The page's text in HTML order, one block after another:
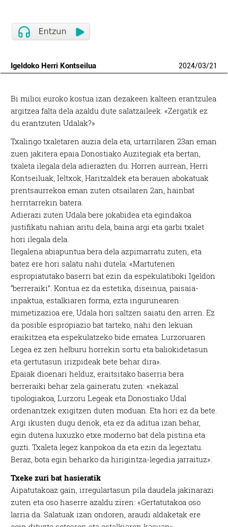
Igeldoko Herri Kontseilua 2024/03/21
Bi milioi euroko kostua izan dezakeen kalteen erantzulea
argitzea falta dela azaldu dute salatzaileek: «Zergatik ez
du erantzuten Udalak?»
Txalingo txaletaren auzia dela eta, urtarrilaren 23an eman
zuen jakitera epaia Donostiako Auzite­giak eta bertan,
txaleta ilegala dela adierazten du. Horren aurrean, Herri
Kon­tseiluak, Ieltxok, Hari­tzal­­dek eta berauen abokatuak
pren­tsaurrekoa eman zuten otsailaren 2an, hainbat
herritarrekin batera.
Adierazi zuten Udala bere jokabidea eta egindakoa
justifikatu nahian aritu dela, baina argi eta garbi txalet
hori ilegala dela.
Ilegalena abiapuntua bera dela azpimarratu zuten, eta
batez ere hori salatu nahi dutela: «Martutenen
espropiatutako baserri bat ezin da espekulatiboki Igeldon
“berreraiki”. Kontua ez da estetika, diseinua, paisaia-
inpaktua, estalkiaren forma, ezta ingurunearen
mimetizazioa ere, Udala hori saltzen saiatu den arren. Ez
da posible espropiazio bat tarteko, nahi den lekuan
eraikitzea eta espekulatzeko bide ematea. Lurzo­rua­ren
Legea ez zen helburu horrekin sortu eta baliokidetasun
eta gertutasun irizpideak bete behar dira».
Epaiak dioenari helduz, eraitsitako baserria bera
berreraiki behar zela gaineratu zuten: «nekazal
tipologiakoa, Lurzoru Legeak eta Donostiako Udal
ordenantzek exigitzen duten mo­duan. Eta hori ez da bete.
Argi ikusten dugu denok, eta ez da aditua izan behar,
egin dutena luxuzko etxe moderno bat dela pistina eta
guzti. Txaleta legez kanpokoa da eta ezin da legeztatu.
Beraz, bota egin behar­ko da hirigintza-legedia jarraituz».
Txeke zuri bat hasieratik
Aipatutakoaz gain, irregulartasun pila daudela jakinarazi
zuten eta oso haserre azaldu ziren: «Gertatutakoa oso
larria da. Salatuak izan ondoren, araudi aldaketak ere